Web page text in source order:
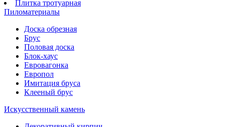
Плитка тротуарная
Пиломатериалы
Доска обрезная
Брус
Половая доска
Блок-хаус
Евровагонка
Европол
Имитация бруса
Клееный брус
Искусственный камень